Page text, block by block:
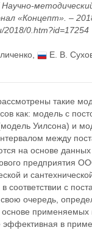
«Концепт». –
2018/0.htm?id=17254
, Е. В.
такие
как: модель с
Уилсона) и
между
на основе
предприятия
и
соответствии с
очередь,
основе применяемых
эффективная в